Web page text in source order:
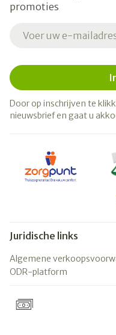
promoties
Door op inschrijven te
nieuwsbrief en gaat u
Juridische links
Algemene
ODR-platform